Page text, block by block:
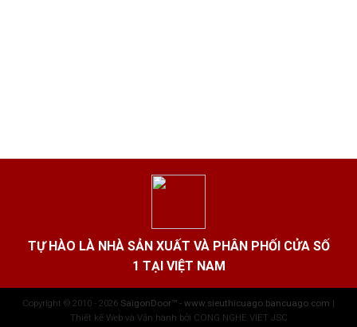
TỰ HÀO LÀ NHÀ SẢN XUẤT VÀ PHÂN PHỐI CỬA SỐ
1 TẠI VIỆT NAM
Copyright © 2010 - 2026 SaigonDoor™ - www.sieuthicuago.bancuago.com |
Thiết kế Web và Vận hành bởi CONG NGHE VIET JSC